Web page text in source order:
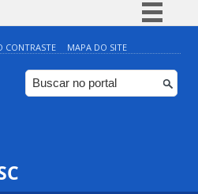
Simplifique!
Comunica BR
Participe
CONTRASTE MAPA DO SITE